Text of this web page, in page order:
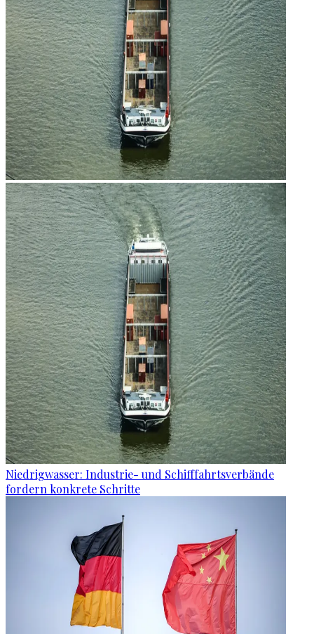
Niedrigwasser: Industrie- und Schifffahrtsverbände
fordern konkrete Schritte